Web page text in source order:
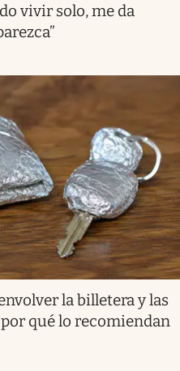
vivir solo, me da
la billetera y las
qué lo recomiendan